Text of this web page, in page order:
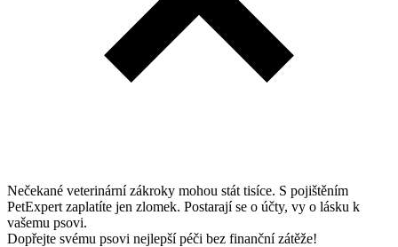
Nečekané veterinární zákroky mohou stát tisíce. S pojištěním
PetExpert zaplatíte jen zlomek. Postarají se o účty, vy o lásku k
vašemu psovi.
Dopřejte svému psovi nejlepší péči bez finanční zátěže!